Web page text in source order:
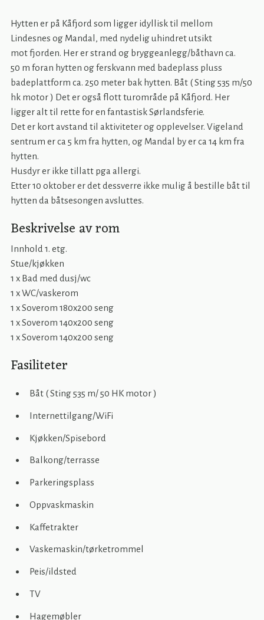
Hytten er på Kåfjord som ligger idyllisk til mellom
Lindesnes og Mandal, med nydelig uhindret utsikt
mot fjorden. Her er strand og bryggeanlegg/båthavn ca.
50 m foran hytten og ferskvann med badeplass pluss
badeplattform ca. 250 meter bak hytten. Båt ( Sting 535 m/50
hk motor ) Det er også flott turområde på Kåfjord. Her
ligger alt til rette for en fantastisk Sørlandsferie.
Det er kort avstand til aktiviteter og opplevelser. Vigeland
sentrum er ca 5 km fra hytten, og Mandal by er ca 14 km fra
hytten.
Husdyr er ikke tillatt pga allergi.
Etter 10 oktober er det dessverre ikke mulig å bestille båt til
hytten da båtsesongen avsluttes.
Beskrivelse av rom
Innhold 1. etg.
Stue/kjøkken
1 x Bad med dusj/wc
1 x WC/vaskerom
1 x Soverom 180x200 seng
1 x Soverom 140x200 seng
1 x Soverom 140x200 seng
Fasiliteter
Båt ( Sting 535 m/ 50 HK motor )
Internettilgang/WiFi
Kjøkken/Spisebord
Balkong/terrasse
Parkeringsplass
Oppvaskmaskin
Kaffetrakter
Vaskemaskin/tørketrommel
Peis/ildsted
TV
Hagemøbler